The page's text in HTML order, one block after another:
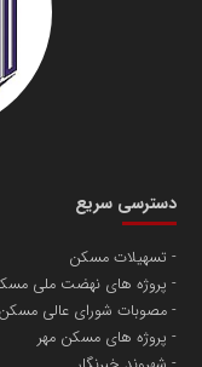
دسترسی سریع
تسهیلات مسکن
پروژه های نهضت ملی
مصوبات شورای عالی مسکن
پروژه های مسکن مهر